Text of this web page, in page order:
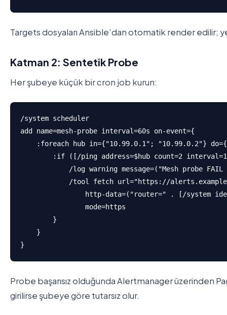
Targets dosyaları Ansible’dan otomatik render
Katman 2: Sentetik Probe
Her şubeye küçük bir cron job kurun:
/system scheduler
add name=mesh-probe interval=60s on-event={
    :foreach hub in={"10.99.0.1"; "10.99.0.2"} do={
:if ([/ping address=$hub count=2
/log warning message=("Mesh probe FAIL
/tool fetch url="https://
http-data=("router=" . [/system
                mode=https
        }
    }
}
Probe başarısız olduğunda Alertmanager üzerinden
girilirse şubeye göre tutarsız olur.